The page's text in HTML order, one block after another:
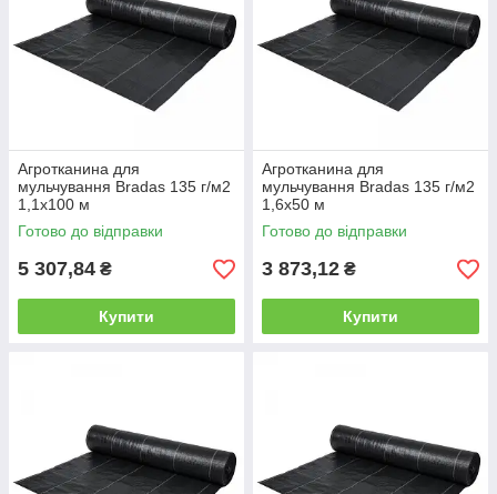
Агротканина для
мульчування Bradas 135 г/м2
1,1х100 м
Готово до відправки
5 307,84 ₴
Купити
Агротканина для
мульчування Bradas 135 г/м2
1,6х50 м
Готово до відправки
3 873,12 ₴
Купити